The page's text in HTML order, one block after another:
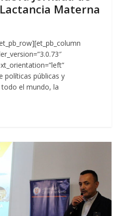
Materna
políticas públicas y
el mundo, la